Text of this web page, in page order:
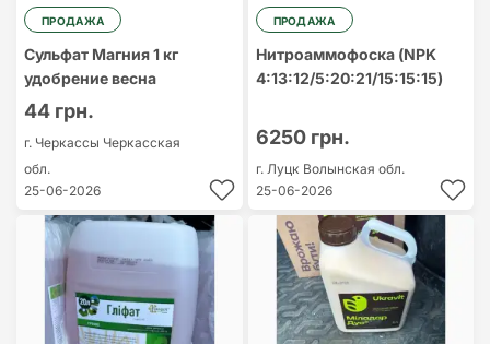
ПРОДАЖА
Сульфат Магния 1 кг
удобрение весна
44 грн.
г. Черкассы Черкасская
обл.
25-06-2026
ПРОДАЖА
Нитроаммофоска (NPK
4:13:12/5:20:21/15:15:15)
6250 грн.
г. Луцк Волынская обл.
25-06-2026